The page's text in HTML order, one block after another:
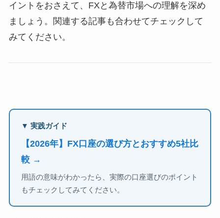
イントをおさえて、FXと為替市場への理解を深め
ましょう。関連する記事も合わせてチェックして
みてください。
▼ 実践ガイド
【2026年】FX口座の選び方とおすすめ5社比
較 →
用語の意味がわかったら、実際の口座選びのポイント
もチェックしてみてください。